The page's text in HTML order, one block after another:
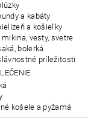
a kabáty
a košieľky
vesty, svetre
bolerká
príležitosti
košele a pyžamá